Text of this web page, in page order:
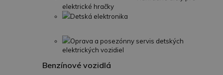
elektrické hračky
Detská elektronika
Oprava a posezónny servis detských
elektrických vozidiel
Benzínové vozidlá